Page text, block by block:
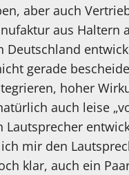
aber auch
aus Haltern
gerade
hoher
auch leise
mir den
klar, auch ein